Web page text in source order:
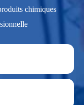
chimiques